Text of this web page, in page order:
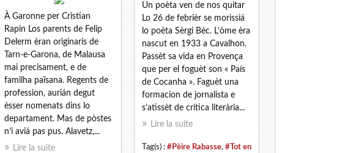
À Garonne per Cristian
Rapin Los parents de Felip
Delerm èran originaris de
Tarn-e-Garona, de Malausa
mai precisament, e de
familha païsana. Regents de
profession, aurián degut
èsser nomenats dins lo
departament. Mas de pòstes
n’i aviá pas pus. Alavetz,...
Lire la suite
Un poèta ven de nos quitar
Lo 26 de febrièr se morissiá
lo poèta Sèrgi Bèc. L’òme èra
nascut en 1933 a Cavalhon.
Passèt sa vida en Provença
que per el foguèt son « País
de Cocanha ». Faguèt una
formacion de jornalista e
s’atissèt de critica literària...
Lire la suite
Tag(s) : #Pèire Rabasse, #Tot en